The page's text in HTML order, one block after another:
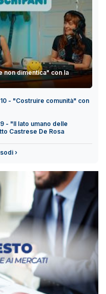
non dimentica" con la
- "Costruire comunità" con
- "Il lato umano delle
Castrese De Rosa
›